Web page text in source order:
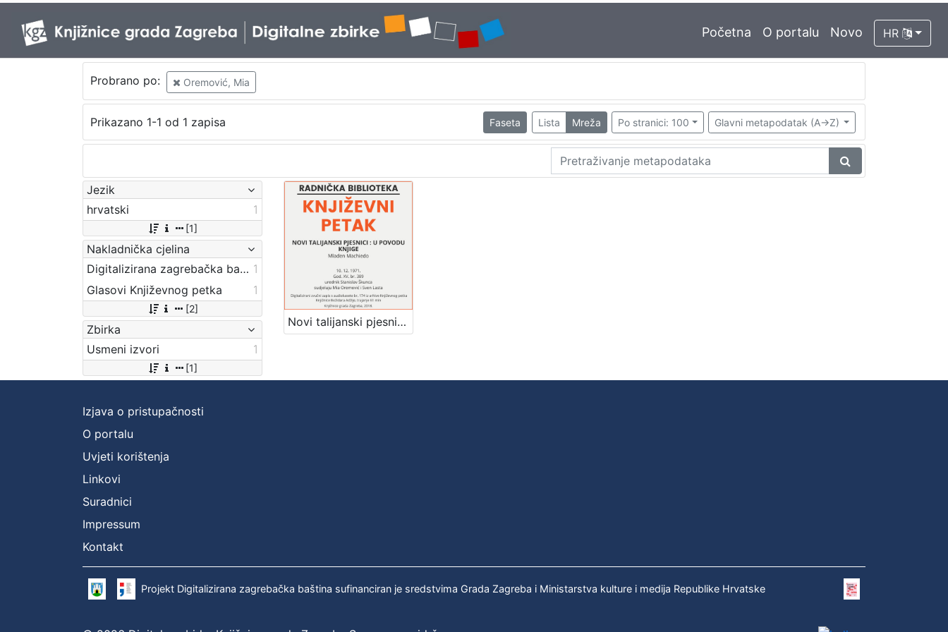
Početna O portalu Novo HR
Probrano po: Oremović, Mia
Prikazano 1-1 od 1 zapisa Faseta Lista Mreža Po stranici: 100 Glavni metapodatak (A->Z)
Jezik
hrvatski
1
[1]
Nakladnička cjelina
Digitalizirana zagrebačka baština 1
Glasovi Književnog petka
1
[2]
Zbirka
Usmeni izvori
1
[1]
Novi talijanski pjesnici : u povodu knjige : Književni petak, dvorana u Novinarskom domu, 10. 12. 1971., br. 389 / Mladen Machiedo ; tekstove čitaju Mia Oremović, Sven Lasta ; urednik Stanislav Škunca
Izjava o pristupačnosti
O portalu
Uvjeti korištenja
Linkovi
Suradnici
Impressum
Kontakt
Projekt Digitalizirana zagrebačka baština sufinanciran je sredstvima Grada Zagreba i Ministarstva kulture i medija Republike Hrvatske